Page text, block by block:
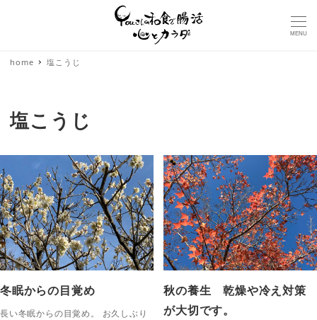
MENU
home 塩こうじ
塩こうじ
冬眠からの目覚め
長い冬眠からの目覚め。 お久しぶり
秋の養生 乾燥や冷え対策
が大切です。